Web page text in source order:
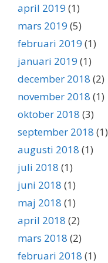
april 2019 (1)
mars 2019 (5)
februari 2019 (1)
januari 2019 (1)
december 2018 (2)
november 2018 (1)
oktober 2018 (3)
september 2018 (1)
augusti 2018 (1)
juli 2018 (1)
juni 2018 (1)
maj 2018 (1)
april 2018 (2)
mars 2018 (2)
februari 2018 (1)